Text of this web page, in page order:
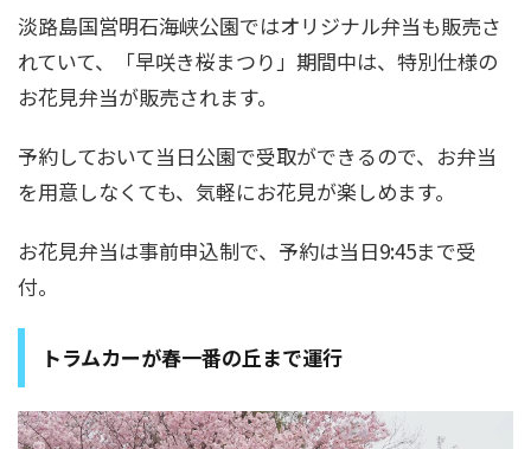
淡路島国営明石海峡公園ではオリジナル弁当も販売さ
れていて、「早咲き桜まつり」期間中は、特別仕様の
お花見弁当が販売されます。
予約しておいて当日公園で受取ができるので、お弁当
を用意しなくても、気軽にお花見が楽しめます。
お花見弁当は事前申込制で、予約は当日9:45まで受
付。
トラムカーが春一番の丘まで運行